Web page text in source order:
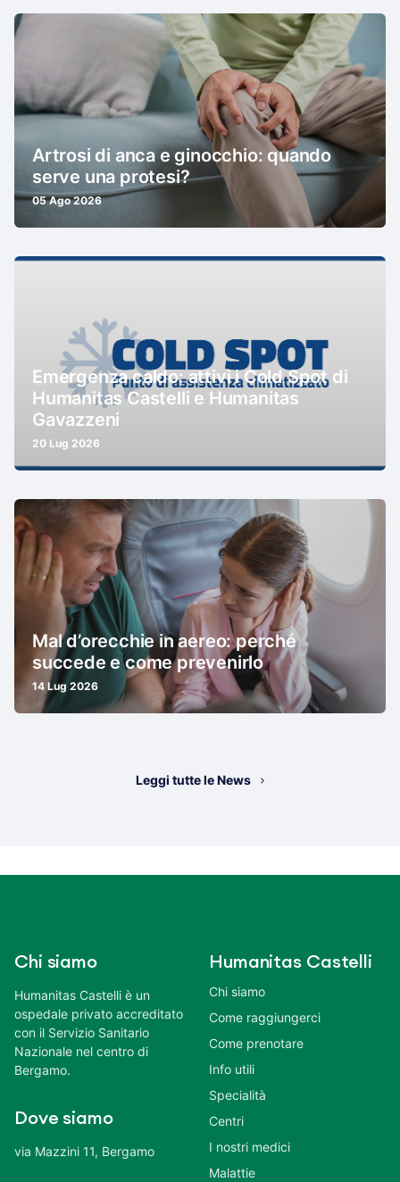
Artrosi di anca e ginocchio: quando
serve una protesi?
05 Ago 2026
Emergenza caldo: attivi i Cold Spot di
Humanitas Castelli e Humanitas
Gavazzeni
20 Lug 2026
Mal d’orecchie in aereo: perché
succede e come prevenirlo
14 Lug 2026
Leggi tutte le News
Chi siamo
Humanitas Castelli è un
ospedale privato accreditato
con il Servizio Sanitario
Nazionale nel centro di
Bergamo.
Dove siamo
via Mazzini 11, Bergamo
Humanitas Castelli
Chi siamo
Come raggiungerci
Come prenotare
Info utili
Specialità
Centri
I nostri medici
Malattie